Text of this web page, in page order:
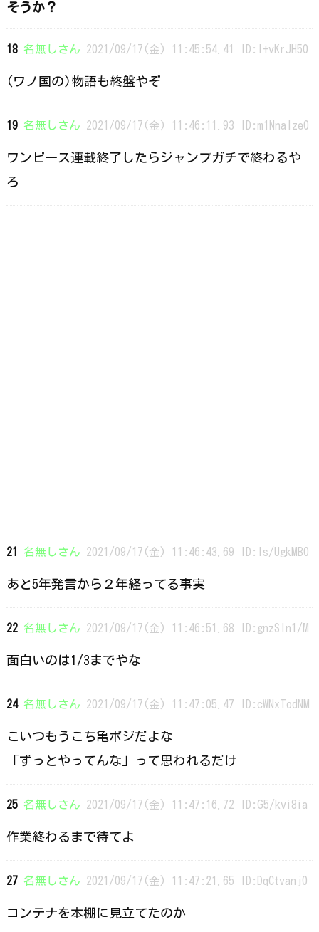
そうか？
18 名無しさん 2021/09/17(金) 11:45:54.41 ID:I+vKrJH50
(ワノ国の)物語も終盤やぞ
19 名無しさん 2021/09/17(金) 11:46:11.93 ID:m1NnaIze0
ワンピース連載終了したらジャンプガチで終わるや
ろ
21 名無しさん 2021/09/17(金) 11:46:43.69 ID:Is/UgkMB0
あと5年発言から２年経ってる事実
22 名無しさん 2021/09/17(金) 11:46:51.68 ID:gnzSln1/M
面白いのは1/3までやな
24 名無しさん 2021/09/17(金) 11:47:05.47 ID:cWNxTodNM
こいつもうこち亀ポジだよな
「ずっとやってんな」って思われるだけ
25 名無しさん 2021/09/17(金) 11:47:16.72 ID:G5/kvi8ia
作業終わるまで待てよ
27 名無しさん 2021/09/17(金) 11:47:21.65 ID:DqCtvanj0
コンテナを本棚に見立てたのか